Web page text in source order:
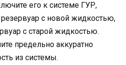
его к системе ГУР,
с новой жидкостью,
с старой жидкостью.
предельно аккуратно
из системы.